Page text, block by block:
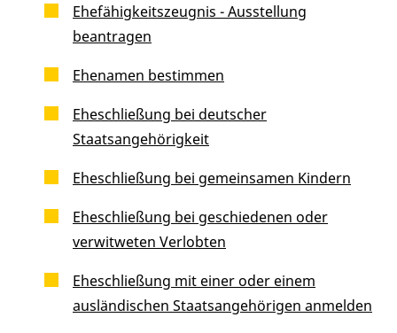
Ehefähigkeitszeugnis - Ausstellung
beantragen
Ehenamen bestimmen
Eheschließung bei deutscher
Staatsangehörigkeit
Eheschließung bei gemeinsamen Kindern
Eheschließung bei geschiedenen oder
verwitweten Verlobten
Eheschließung mit einer oder einem
ausländischen Staatsangehörigen anmelden